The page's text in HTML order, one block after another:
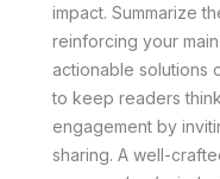
impact. Summarize
reinforcing your
actionable solutions
to keep readers
engagement by
sharing. A well-